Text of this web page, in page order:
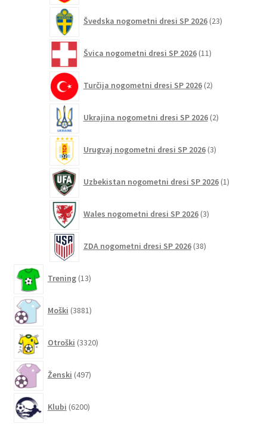
Švedska nogometni dresi SP 2026 23izdelkov
Švica nogometni dresi SP 2026 11izdelkov
Turčija nogometni dresi SP 2026 2izdelka
Ukrajina nogometni dresi SP 2026 2izdelka
Urugvaj nogometni dresi SP 2026 3izdelki
Uzbekistan nogometni dresi SP 2026 1izdelek
Wales nogometni dresi SP 2026 3izdelki
ZDA nogometni dresi SP 2026 38izdelkov
Trening 13izdelkov
Moški 3881izdelkov
Otroški 3320izdelkov
Ženski 497izdelkov
Klubi 6200izdelkov